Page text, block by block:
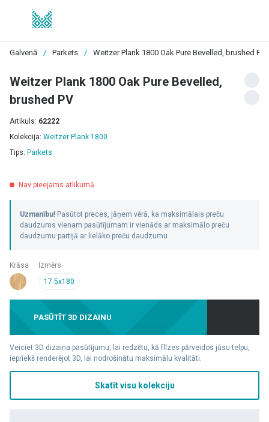
Galvenā / Parkets / Weitzer Plank 1800 Oak Pure Bevelled, brushed PV
Weitzer Plank 1800 Oak Pure Bevelled,
brushed PV
Artikuls: 62222
Kolekcija: Weitzer Plank 1800
Tips: Parkets
Nav pieejams atlikumā
Uzmanību! Pasūtot preces, jāņem vērā, ka maksimālais preču
daudzums vienam pasūtījumam ir vienāds ar maksimālo preču
daudzumu partijā ar lielāko preču daudzumu
Krāsa
Izmērs
17.5x180
PASŪTĪT 3D DIZAINU
Veiciet 3D dizaina pasūtījumu, lai redzētu, kā flīzes pārveidos jūsu telpu,
iepriekš renderējot 3D, lai nodrošinātu maksimālu kvalitāti.
Skatīt visu kolekciju